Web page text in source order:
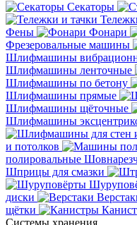
Секаторы
Фены
Фонари
Фрезеровальные машины
Шлифмашины
Шлифмашины ленточные
Шлифмашины по бетону
Шлифмашины прямые
Шлифмашины щёточные
Шлифмашины
и потолков
полировальные
Шприцы для смазки
диски
щётки
Системы хранения